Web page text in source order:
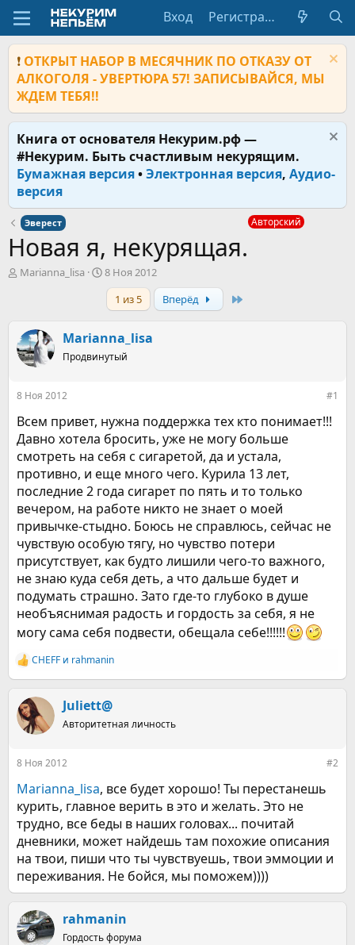
Вход Регистрация
❗ ОТКРЫТ НАБОР В МЕСЯЧНИК ПО ОТКАЗУ ОТ
АЛКОГОЛЯ - УВЕРТЮРА 57! ЗАПИСЫВАЙСЯ, МЫ
ЖДЕМ ТЕБЯ!!
Книга от основателя Некурим.рф —
#Некурим. Быть счастливым некурящим.
Бумажная версия•Электронная версия, Аудио-
версия
Эверест Авторский
Новая я, некурящая.
А
т
е
Marianna_lisa
Д
а
а
ч
8 Ноя 2012
1 из 5
Вперёд
Marianna_lisa
Продвинутый
8 Ноя 2012 #1
Всем привет, нужна поддержка тех кто понимает!!!
Давно хотела бросить, уже не могу больше
смотреть на себя с сигаретой, да и устала,
противно, и еще много чего. Курила 13 лет,
последние 2 года сигарет по пять и то только
вечером, на работе никто не знает о моей
привычке-стыдно. Боюсь не справлюсь, сейчас не
чувствую особую тягу, но чувство потери
присутствует, как будто лишили чего-то важного,
не знаю куда себя деть, а что дальше будет и
подумать страшно. Зато где-то глубоко в душе
необъяснимая радость и гордость за себя, я не
могу сама себя подвести, обещала себе!!!!!!
Р
е
к
ц
и
CHEFF и rahmanin
Juliett@
Авторитетная личность
8 Ноя 2012 #2
Marianna_lisa, все будет хорошо! Ты перестанешь
курить, главное верить в это и желать. Это не
трудно, все беды в наших головах... почитай
дневники, может найдешь там похожие описания
на твои, пиши что ты чувствуешь, твои эммоции и
переживания. Не бойся, мы поможем))))
rahmanin
Гордость форума